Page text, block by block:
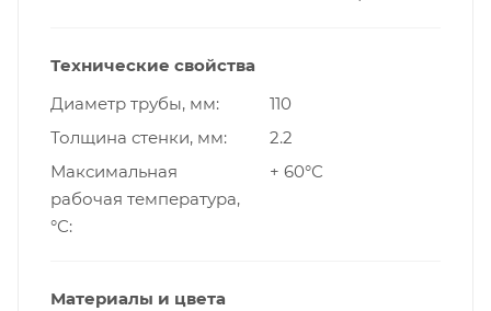
Технические свойства
Диаметр трубы, мм
110
Толщина стенки, мм
2.2
Максимальная
рабочая температура,
°С
+ 60°С
Материалы и цвета